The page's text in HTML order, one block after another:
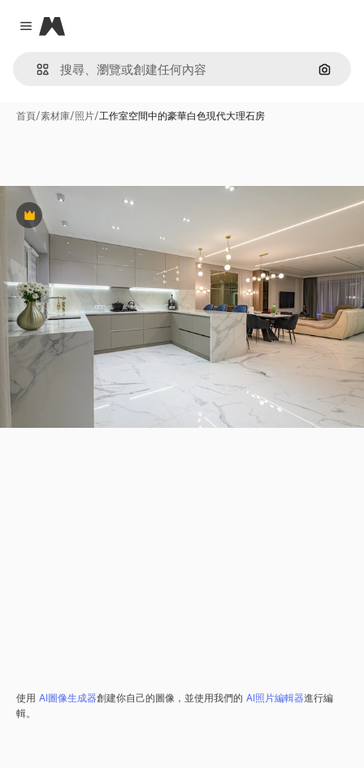
Close menu
Magnific
通過圖
首頁/素材庫/照片/工作室空間中的豪華白色現代大理石房
Premium
使用 AI圖像生成器創建你自己的圖像，並使用我們的 AI照片編輯器進行編
輯。